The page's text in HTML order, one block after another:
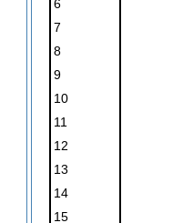
6
7
8
9
10
11
12
13
14
15